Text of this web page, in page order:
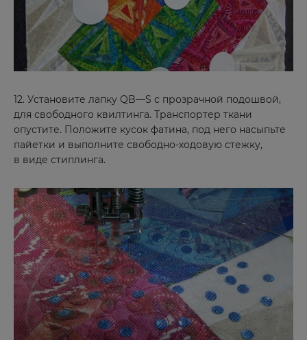
12. Установите лапку QB—S с прозрачной подошвой,
для свободного квилтинга. Транспортер ткани
опустите. Положите кусок фатина, под него насыпьте
пайетки и выполните свободно-ходовую стежку,
в виде стиплинга.